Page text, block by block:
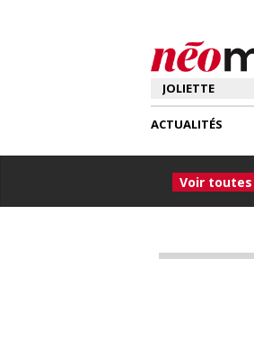
ACTUALITÉS
Voir